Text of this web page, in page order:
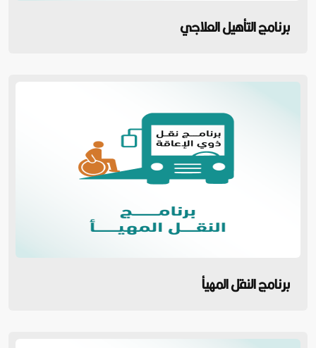
برنامج التأهيل العلاجي
برنامج النقل المهيأ